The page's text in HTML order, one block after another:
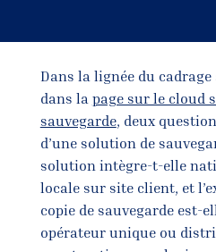
Dans la lignée du
dans la page sur le cloud
sauvegarde, deux
d’une solution de
solution intègre-t-elle
locale sur site client, et
copie de sauvegarde est-
opérateur unique ou